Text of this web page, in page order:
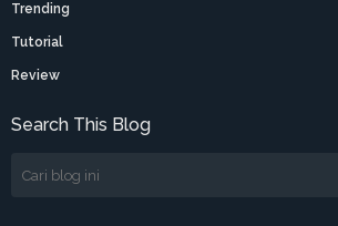
Trending
Tutorial
Review
Search This Blog